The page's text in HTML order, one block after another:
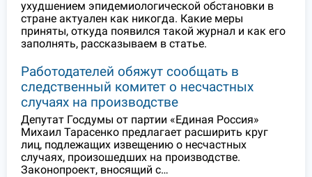
ухудшением эпидемиологической обстановки в
стране актуален как никогда. Какие меры
приняты, откуда появился такой журнал и как его
заполнять, рассказываем в статье.
Работодателей обяжут сообщать в
следственный комитет о несчастных
случаях на производстве
Депутат Госдумы от партии «Единая Россия»
Михаил Тарасенко предлагает расширить круг
лиц, подлежащих извещению о несчастных
случаях, произошедших на производстве.
Законопроект, вносящий с…